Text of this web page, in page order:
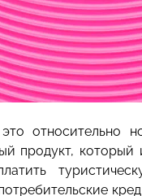
относительно
продукт,